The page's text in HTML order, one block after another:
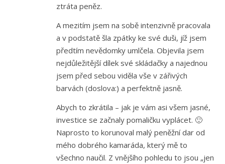
ztráta peněz.
A mezitím jsem na sobě intenzivně pracovala
a v podstatě šla zpátky ke své duši, jíž jsem
předtím nevědomky umlčela. Objevila jsem
nejdůležitější dílek své skládačky a najednou
jsem před sebou viděla vše v zářivých
barvách (doslova:) a perfektně jasně.
Abych to zkrátila – jak je vám asi všem jasné,
investice se začnaly pomaličku vyplácet. 🙂
Naprosto to korunoval malý peněžní dar od
mého dobrého kamaráda, který mě to
všechno naučil. Z vnějšího pohledu to jsou „jen